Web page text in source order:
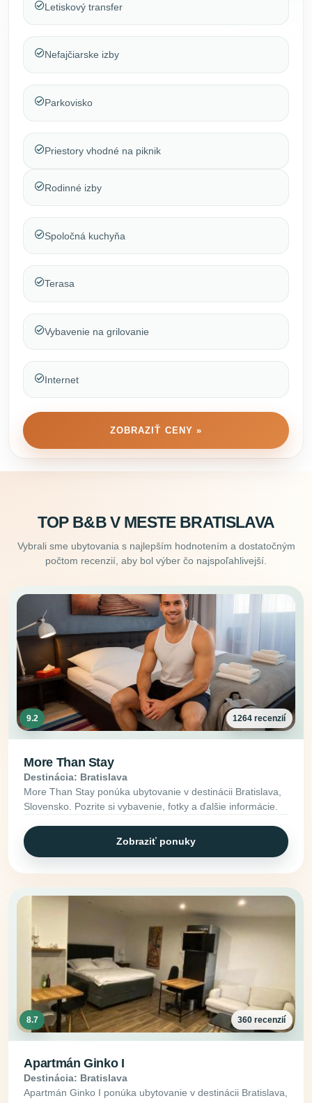
Letiskový transfer
Nefajčiarske izby
Parkovisko
Priestory vhodné na piknik
Rodinné izby
Spoločná kuchyňa
Terasa
Vybavenie na grilovanie
Internet
ZOBRAZIŤ CENY »
TOP B&B V MESTE BRATISLAVA
Vybrali sme ubytovania s najlepším hodnotením a dostatočným
počtom recenzií, aby bol výber čo najspoľahlivejší.
9.2 1264 recenzií
More Than Stay
Destinácia: Bratislava
More Than Stay ponúka ubytovanie v destinácii Bratislava,
Slovensko. Pozrite si vybavenie, fotky a ďalšie informácie.
Zobraziť ponuky
8.7 360 recenzií
Apartmán Ginko I
Destinácia: Bratislava
Apartmán Ginko I ponúka ubytovanie v destinácii Bratislava,